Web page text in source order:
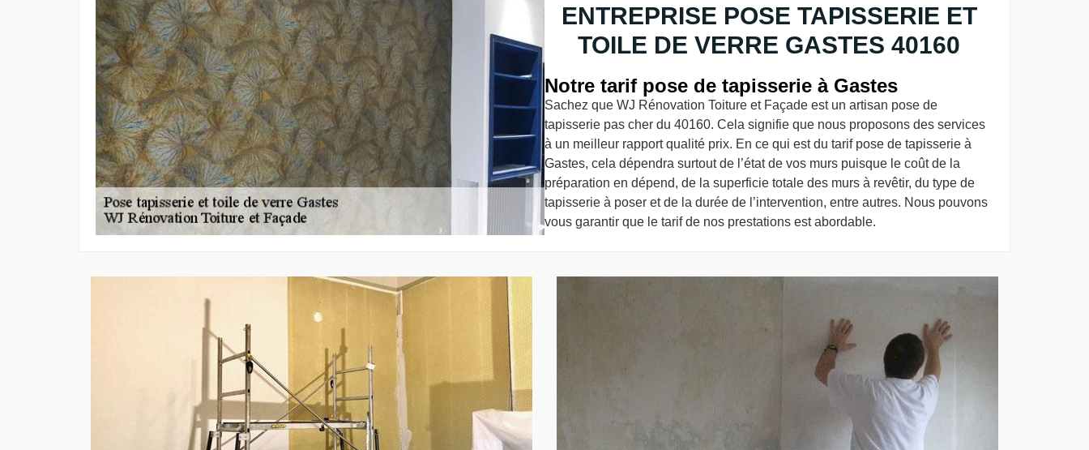
ENTREPRISE POSE TAPISSERIE ET
TOILE DE VERRE GASTES 40160
Notre tarif pose de tapisserie à Gastes
Sachez que WJ Rénovation Toiture et Façade est un artisan pose de
tapisserie pas cher du 40160. Cela signifie que nous proposons des services
à un meilleur rapport qualité prix. En ce qui est du tarif pose de tapisserie à
Gastes, cela dépendra surtout de l’état de vos murs puisque le coût de la
préparation en dépend, de la superficie totale des murs à revêtir, du type de
tapisserie à poser et de la durée de l’intervention, entre autres. Nous pouvons
vous garantir que le tarif de nos prestations est abordable.